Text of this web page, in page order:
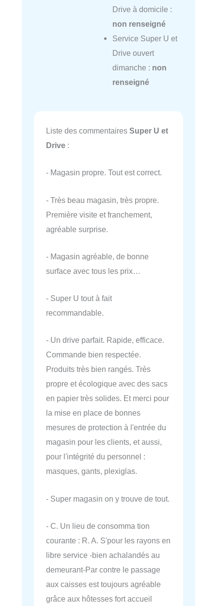
Drive à domicile :
non renseigné
Service Super U et
Drive ouvert
dimanche : non
renseigné
Liste des commentaires Super U et
Drive :
- Magasin propre. Tout est correct.
- Très beau magasin, très propre.
Première visite et franchement,
agréable surprise.
- Magasin agréable, de bonne
surface avec tous les prix…
- Super U tout à fait
recommandable.
- Un drive parfait. Rapide, efficace.
Commande bien respectée.
Produits très bien rangés. Très
propre et écologique avec des sacs
en papier très solides. Et merci pour
la mise en place de bonnes
mesures de protection à l'entrée du
magasin pour les clients, et aussi,
pour l'intégrité du personnel :
masques, gants, plexiglas.
- Super magasin on y trouve de tout.
- C. Un lieu de consomma tion
courante : R. A. S'pour les rayons en
libre service -bien achalandés au
demeurant-Par contre le passage
aux caisses est toujours agréable
grâce aux hôtesses fort accueil